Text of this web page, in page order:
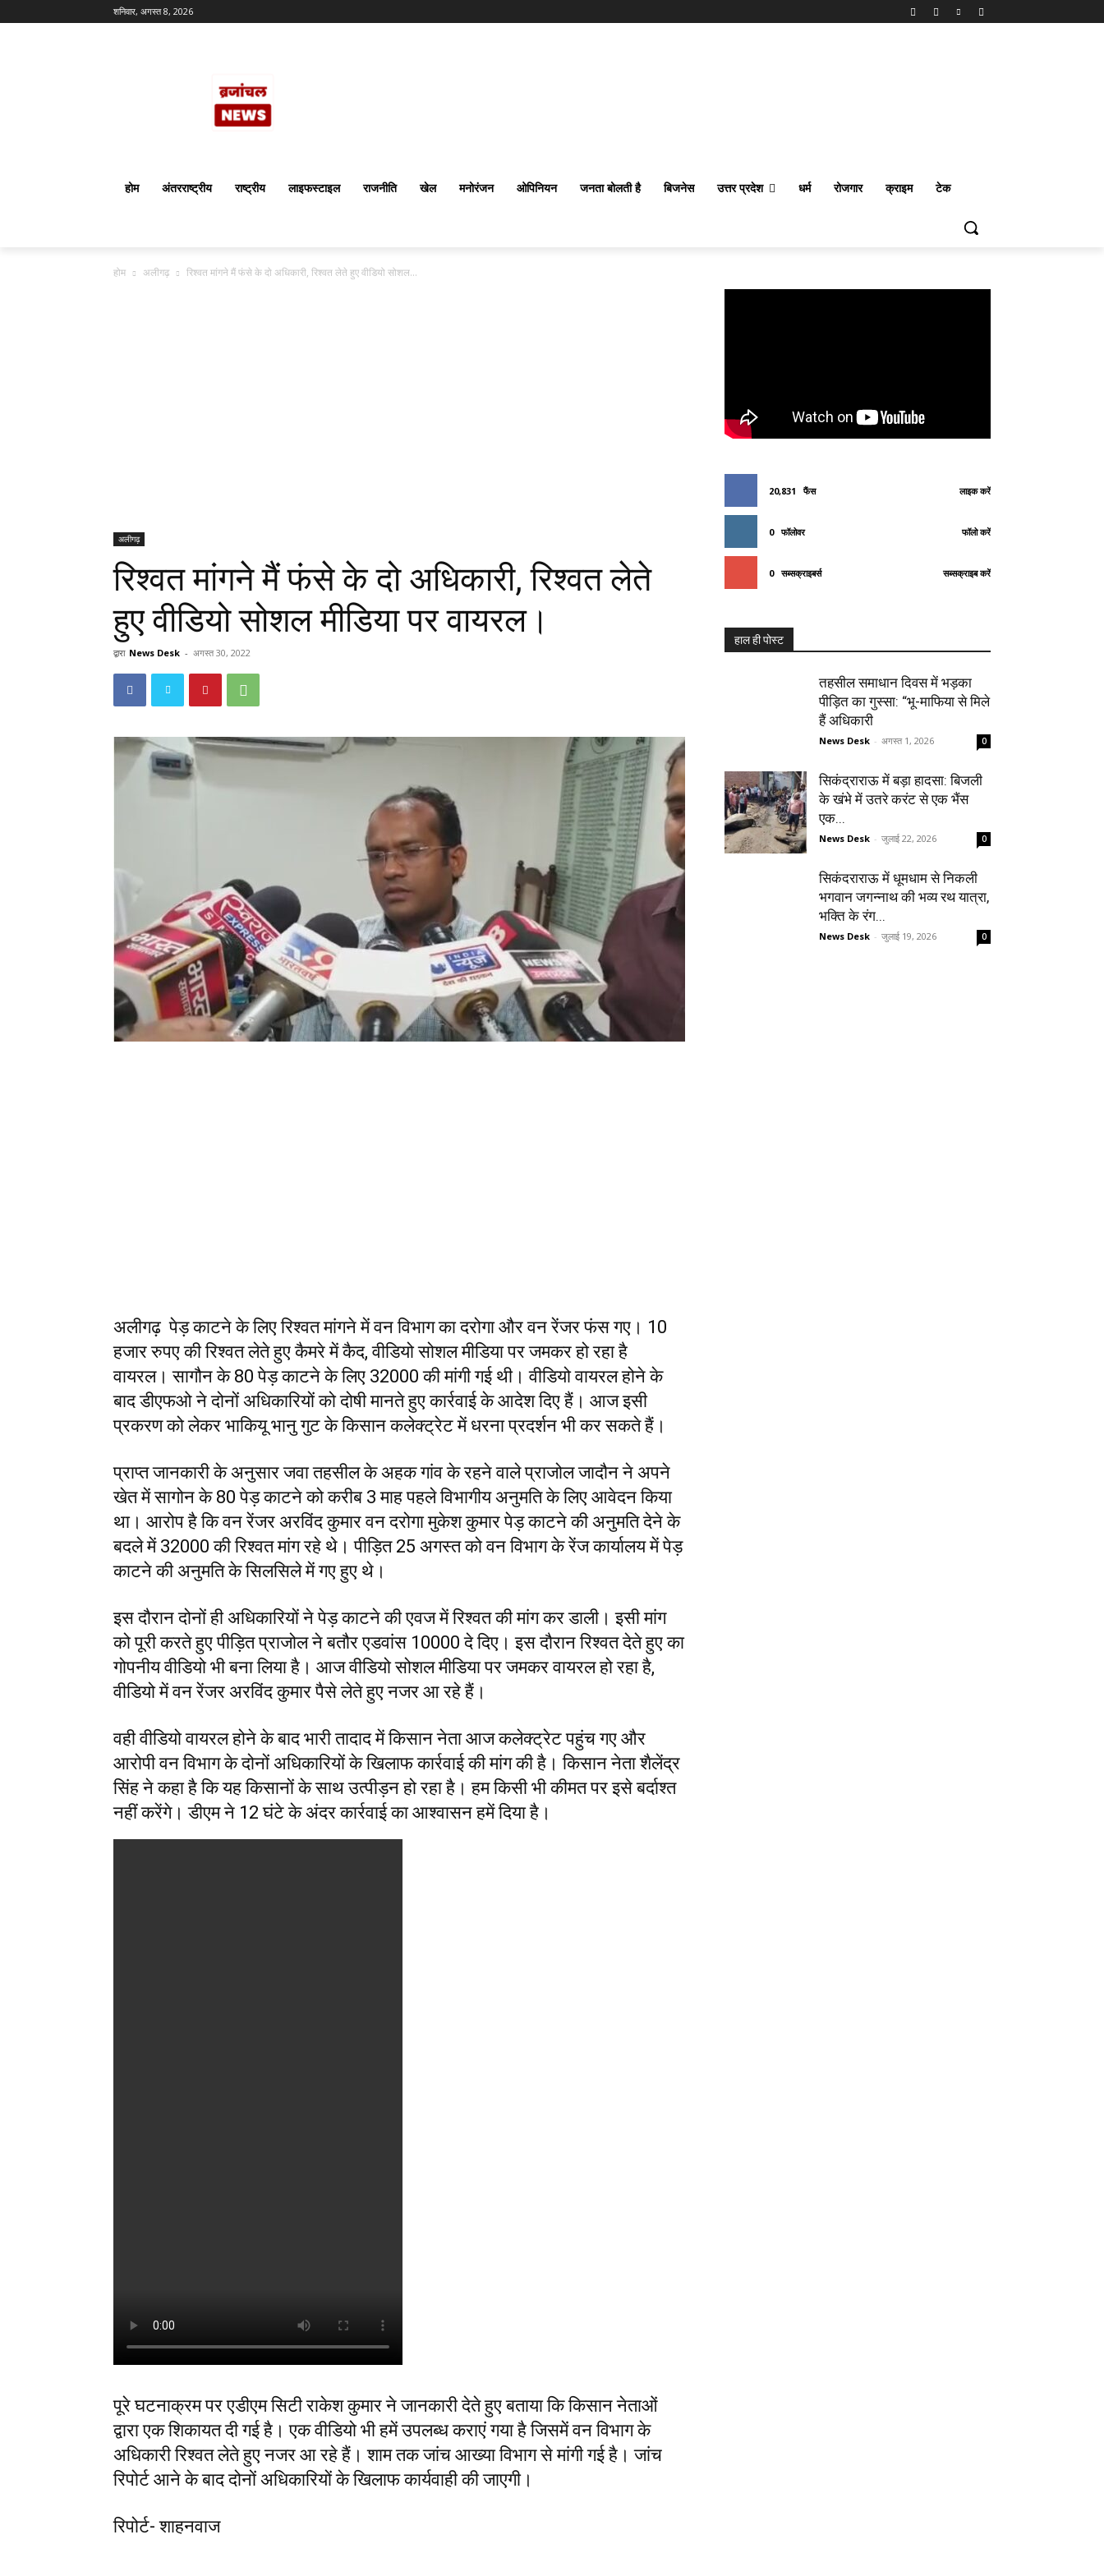
शनिवार, अगस्त 8, 2026
होम अंतरराष्ट्रीय राष्ट्रीय लाइफस्टाइल राजनीति खेल मनोरंजन ओपिनियन जनता बोलती है बिजनेस उत्तर प्रदेश धर्म रोजगार क्राइम टेक
होम अलीगढ़ रिश्वत मांगने मैं फंसे के दो अधिकारी, रिश्वत लेते हुए वीडियो सोशल...
अलीगढ़
रिश्वत मांगने मैं फंसे के दो अधिकारी, रिश्वत लेते
हुए वीडियो सोशल मीडिया पर वायरल।
द्वारा News Desk - अगस्त 30, 2022
अलीगढ़ पेड़ काटने के लिए रिश्वत मांगने में वन विभाग का दरोगा और वन रेंजर फंस गए। 10
हजार रुपए की रिश्वत लेते हुए कैमरे में कैद, वीडियो सोशल मीडिया पर जमकर हो रहा है
वायरल। सागौन के 80 पेड़ काटने के लिए ₹32000 की मांगी गई थी। वीडियो वायरल होने के
बाद डीएफओ ने दोनों अधिकारियों को दोषी मानते हुए कार्रवाई के आदेश दिए हैं। आज इसी
प्रकरण को लेकर भाकियू भानु गुट के किसान कलेक्ट्रेट में धरना प्रदर्शन भी कर सकते हैं।
प्राप्त जानकारी के अनुसार जवा तहसील के अहक गांव के रहने वाले प्राजोल जादौन ने अपने
खेत में सागोन के 80 पेड़ काटने को करीब 3 माह पहले विभागीय अनुमति के लिए आवेदन किया
था। आरोप है कि वन रेंजर अरविंद कुमार वन दरोगा मुकेश कुमार पेड़ काटने की अनुमति देने के
बदले में ₹32000 की रिश्वत मांग रहे थे। पीड़ित 25 अगस्त को वन विभाग के रेंज कार्यालय में पेड़
काटने की अनुमति के सिलसिले में गए हुए थे।
इस दौरान दोनों ही अधिकारियों ने पेड़ काटने की एवज में रिश्वत की मांग कर डाली। इसी मांग
को पूरी करते हुए पीड़ित प्राजोल ने बतौर एडवांस ₹10000 दे दिए। इस दौरान रिश्वत देते हुए का
गोपनीय वीडियो भी बना लिया है। आज वीडियो सोशल मीडिया पर जमकर वायरल हो रहा है,
वीडियो में वन रेंजर अरविंद कुमार पैसे लेते हुए नजर आ रहे हैं।
वही वीडियो वायरल होने के बाद भारी तादाद में किसान नेता आज कलेक्ट्रेट पहुंच गए और
आरोपी वन विभाग के दोनों अधिकारियों के खिलाफ कार्रवाई की मांग की है। किसान नेता शैलेंद्र
सिंह ने कहा है कि यह किसानों के साथ उत्पीड़न हो रहा है। हम किसी भी कीमत पर इसे बर्दाश्त
नहीं करेंगे। डीएम ने 12 घंटे के अंदर कार्रवाई का आश्वासन हमें दिया है।
पूरे घटनाक्रम पर एडीएम सिटी राकेश कुमार ने जानकारी देते हुए बताया कि किसान नेताओं
द्वारा एक शिकायत दी गई है। एक वीडियो भी हमें उपलब्ध कराएं गया है जिसमें वन विभाग के
अधिकारी रिश्वत लेते हुए नजर आ रहे हैं। शाम तक जांच आख्या विभाग से मांगी गई है। जांच
रिपोर्ट आने के बाद दोनों अधिकारियों के खिलाफ कार्यवाही की जाएगी।
रिपोर्ट- शाहनवाज
20,831 फैंस लाइक करें
0 फॉलोवर फॉलो करें
0 सब्सक्राइबर्स सब्सक्राइब करें
हाल ही पोस्ट
तहसील समाधान दिवस में भड़का
पीड़ित का गुस्सा: “भू-माफिया से मिले
हैं अधिकारी
News Desk - अगस्त 1, 2026 0
सिकंद्राराऊ में बड़ा हादसा: बिजली
के खंभे में उतरे करंट से एक भैंस
एक...
News Desk - जुलाई 22, 2026 0
सिकंदराराऊ में धूमधाम से निकली
भगवान जगन्नाथ की भव्य रथ यात्रा,
भक्ति के रंग...
News Desk - जुलाई 19, 2026 0